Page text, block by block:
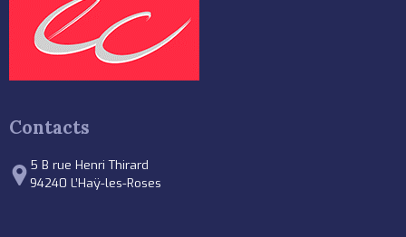
Contacts
5 B rue Henri Thirard
94240 L’Haÿ-les-Roses